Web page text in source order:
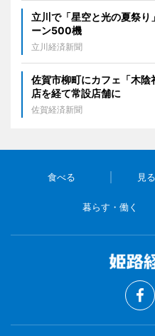
立川で「星空と光の夏祭
ーン500機
立川経済新聞
佐賀市柳町にカフェ「木
店を経て常設店舗に
佐賀経済新聞
食べる 見
暮らす・働く